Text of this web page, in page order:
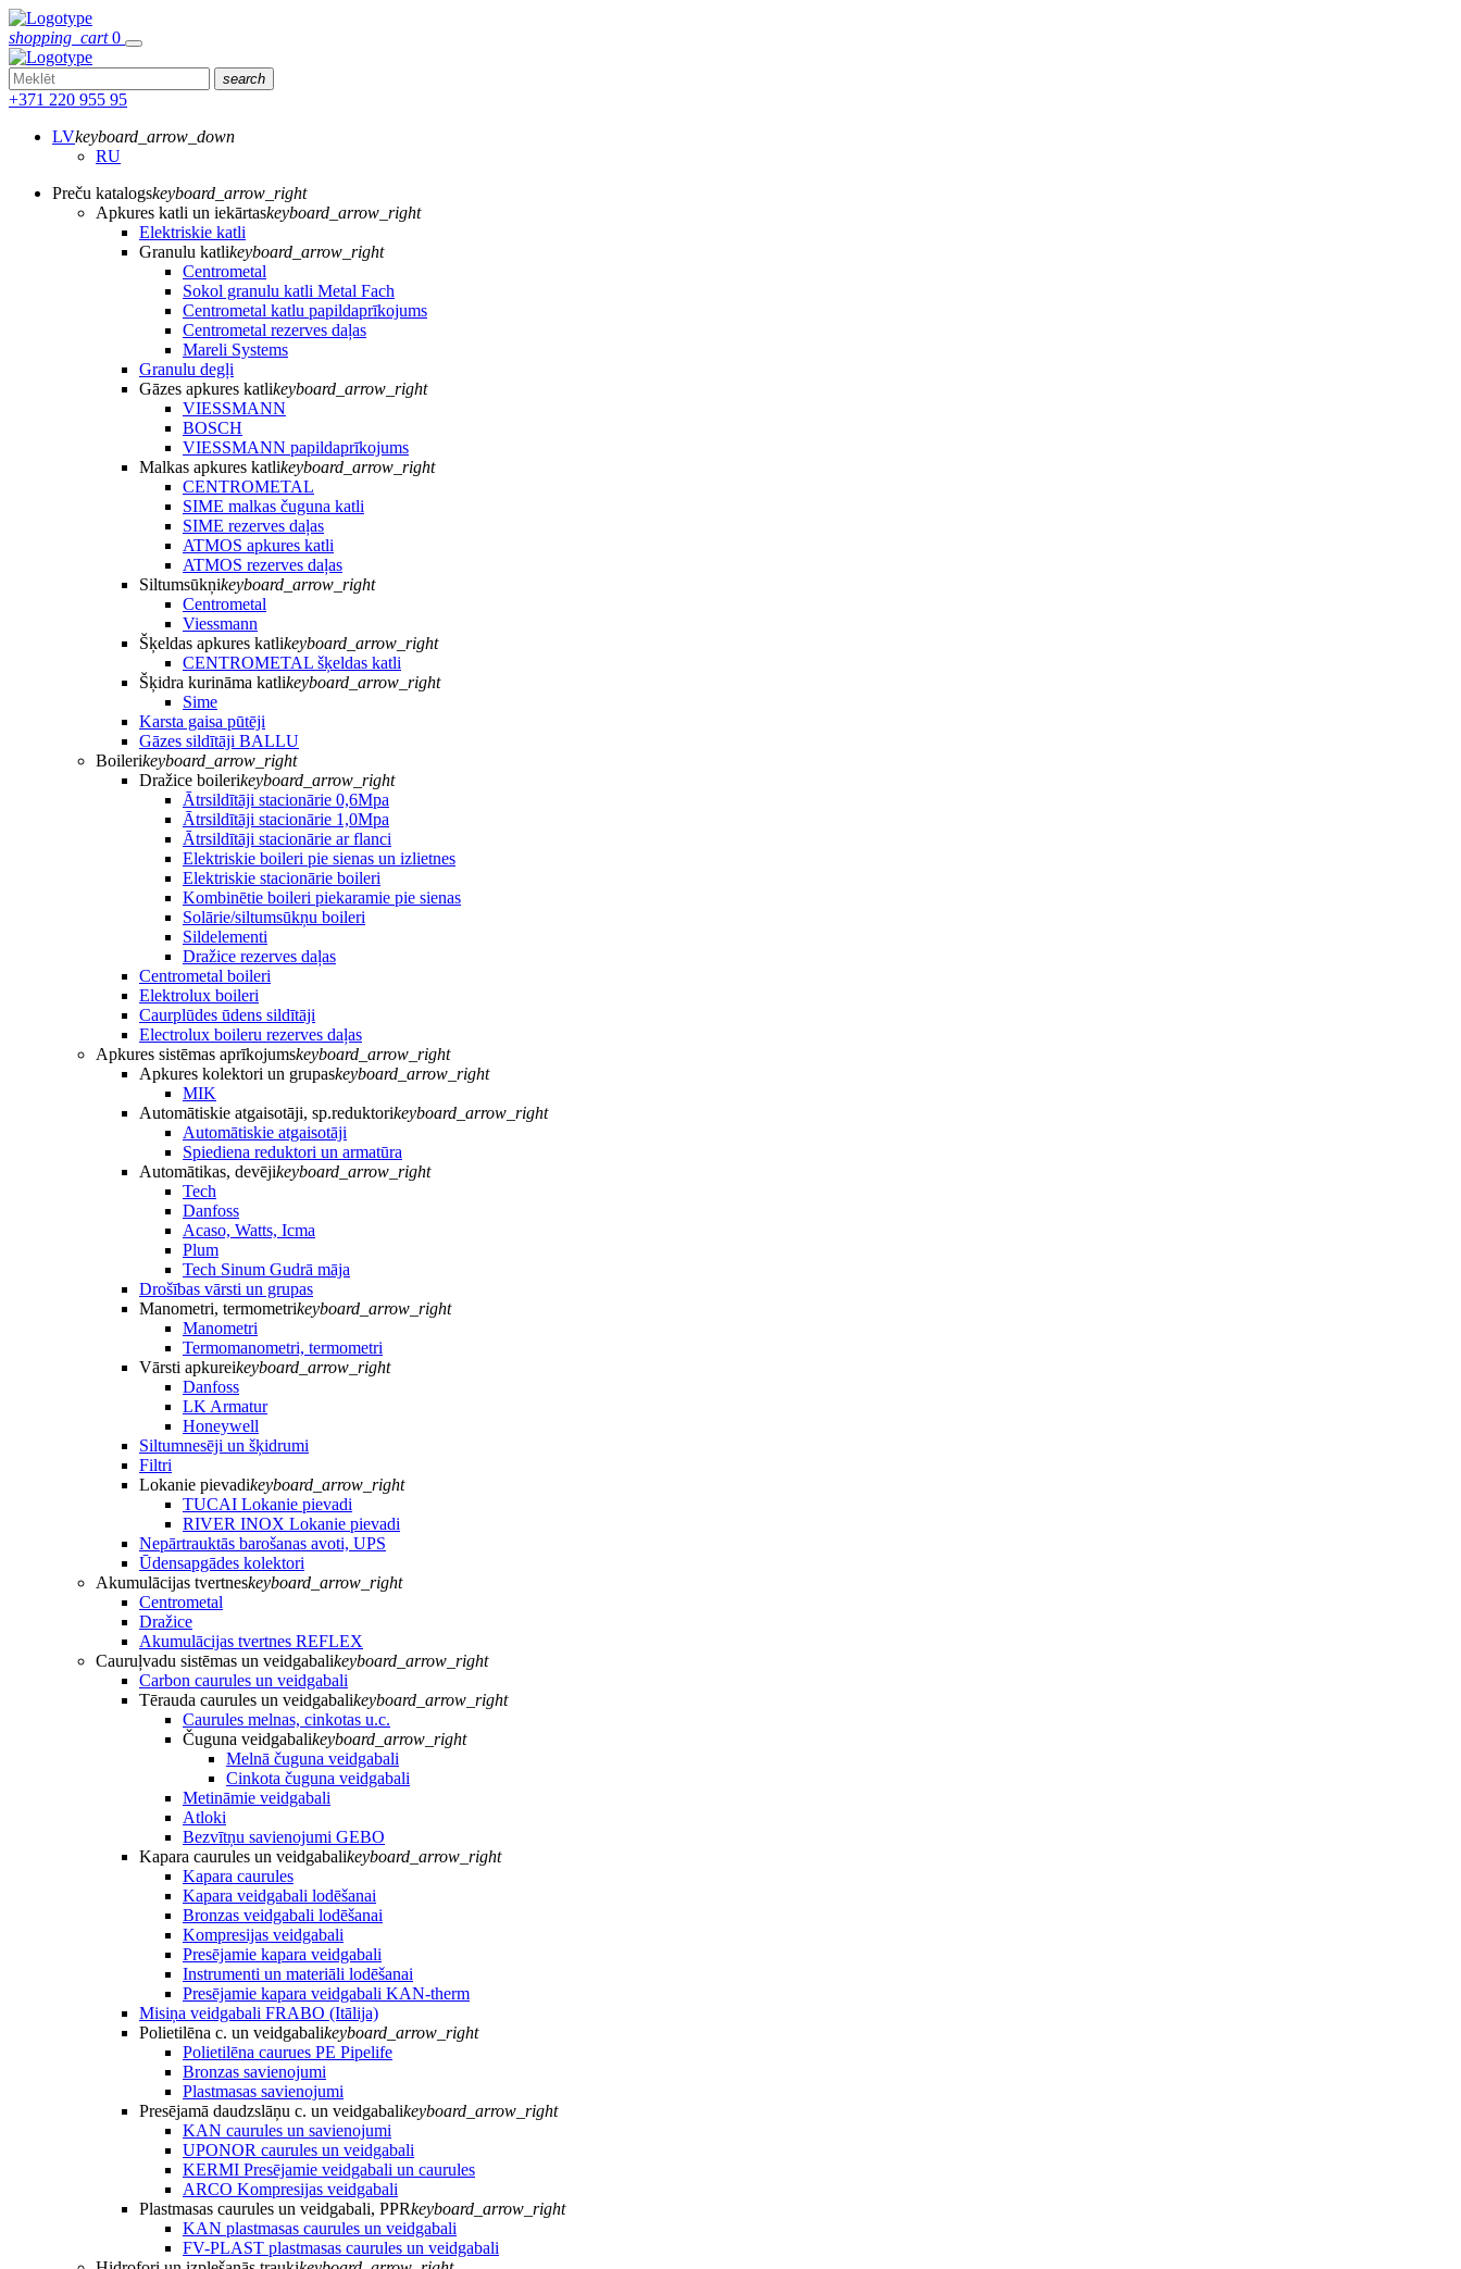
shopping_cart 0
search
+371 220 955 95
LVkeyboard_arrow_down
RU
Preču katalogskeyboard_arrow_right
Apkures katli un iekārtaskeyboard_arrow_right
Elektriskie katli
Granulu katlikeyboard_arrow_right
Centrometal
Sokol granulu katli Metal Fach
Centrometal katlu papildaprīkojums
Centrometal rezerves daļas
Mareli Systems
Granulu degļi
Gāzes apkures katlikeyboard_arrow_right
VIESSMANN
BOSCH
VIESSMANN papildaprīkojums
Malkas apkures katlikeyboard_arrow_right
CENTROMETAL
SIME malkas čuguna katli
SIME rezerves daļas
ATMOS apkures katli
ATMOS rezerves daļas
Siltumsūkņikeyboard_arrow_right
Centrometal
Viessmann
Šķeldas apkures katlikeyboard_arrow_right
CENTROMETAL šķeldas katli
Šķidra kurināma katlikeyboard_arrow_right
Sime
Karsta gaisa pūtēji
Gāzes sildītāji BALLU
Boilerikeyboard_arrow_right
Dražice boilerikeyboard_arrow_right
Ātrsildītāji stacionārie 0,6Mpa
Ātrsildītāji stacionārie 1,0Mpa
Ātrsildītāji stacionārie ar flanci
Elektriskie boileri pie sienas un izlietnes
Elektriskie stacionārie boileri
Kombinētie boileri piekaramie pie sienas
Solārie/siltumsūkņu boileri
Sildelementi
Dražice rezerves daļas
Centrometal boileri
Elektrolux boileri
Caurplūdes ūdens sildītāji
Electrolux boileru rezerves daļas
Apkures sistēmas aprīkojumskeyboard_arrow_right
Apkures kolektori un grupaskeyboard_arrow_right
MIK
Automātiskie atgaisotāji, sp.reduktorikeyboard_arrow_right
Automātiskie atgaisotāji
Spiediena reduktori un armatūra
Automātikas, devējikeyboard_arrow_right
Tech
Danfoss
Acaso, Watts, Icma
Plum
Tech Sinum Gudrā māja
Drošības vārsti un grupas
Manometri, termometrikeyboard_arrow_right
Manometri
Termomanometri, termometri
Vārsti apkureikeyboard_arrow_right
Danfoss
LK Armatur
Honeywell
Siltumnesēji un šķidrumi
Filtri
Lokanie pievadikeyboard_arrow_right
TUCAI Lokanie pievadi
RIVER INOX Lokanie pievadi
Nepārtrauktās barošanas avoti, UPS
Ūdensapgādes kolektori
Akumulācijas tvertneskeyboard_arrow_right
Centrometal
Dražice
Akumulācijas tvertnes REFLEX
Cauruļvadu sistēmas un veidgabalikeyboard_arrow_right
Carbon caurules un veidgabali
Tērauda caurules un veidgabalikeyboard_arrow_right
Caurules melnas, cinkotas u.c.
Čuguna veidgabalikeyboard_arrow_right
Melnā čuguna veidgabali
Cinkota čuguna veidgabali
Metināmie veidgabali
Atloki
Bezvītņu savienojumi GEBO
Kapara caurules un veidgabalikeyboard_arrow_right
Kapara caurules
Kapara veidgabali lodēšanai
Bronzas veidgabali lodēšanai
Kompresijas veidgabali
Presējamie kapara veidgabali
Instrumenti un materiāli lodēšanai
Presējamie kapara veidgabali KAN-therm
Misiņa veidgabali FRABO (Itālija)
Polietilēna c. un veidgabalikeyboard_arrow_right
Polietilēna caurues PE Pipelife
Bronzas savienojumi
Plastmasas savienojumi
Presējamā daudzslāņu c. un veidgabalikeyboard_arrow_right
KAN caurules un savienojumi
UPONOR caurules un veidgabali
KERMI Presējamie veidgabali un caurules
ARCO Kompresijas veidgabali
Plastmasas caurules un veidgabali, PPRkeyboard_arrow_right
KAN plastmasas caurules un veidgabali
FV-PLAST plastmasas caurules un veidgabali